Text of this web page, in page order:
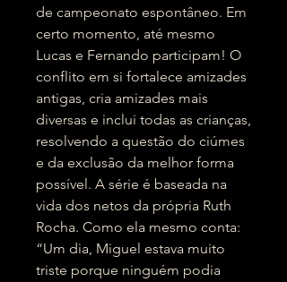
de campeonato espontâneo. Em
certo momento, até mesmo
Lucas e Fernando participam! O
conflito em si fortalece amizades
antigas, cria amizades mais
diversas e inclui todas as crianças,
resolvendo a questão do ciúmes
e da exclusão da melhor forma
possível. A série é baseada na
vida dos netos da própria Ruth
Rocha. Como ela mesmo conta:
“Um dia, Miguel estava muito
triste porque ninguém podia